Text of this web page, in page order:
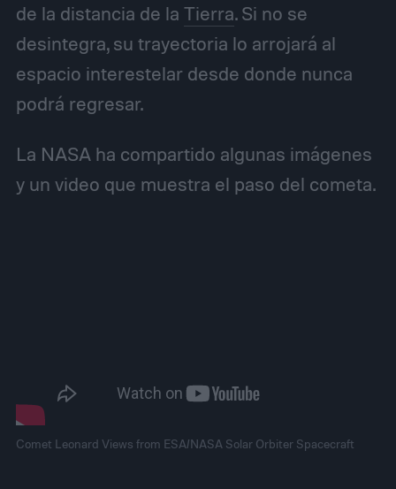
de la distancia de la Tierra. Si no se
desintegra, su trayectoria lo arrojará al
espacio interestelar desde donde nunca
podrá regresar.
La NASA ha compartido algunas imágenes
y un video que muestra el paso del cometa.
Comet Leonard Views from ESA/NASA Solar Orbiter Spacecraft